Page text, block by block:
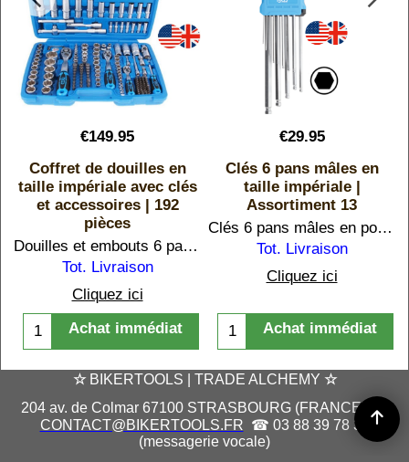
€149.95
Coffret de douilles en
taille impériale avec clés
et accessoires | 192
pièces
Douilles et embouts 6 pans en pouces avec 3 clés à cliquet. Avec accessoires et embouts.
Tot. Livraison
Cliquez ici
Achat immédiat
€29.95
Clés 6 pans mâles en
taille impériale |
Assortiment 13
Clés 6 pans mâles en pouce extra longues du 0.05 (1,27 mm) au 3/8 (9,52 mm).
Tot. Livraison
Cliquez ici
Achat immédiat
☆BIKERTOOLS | TRADE ALCHEMY ☆
204 av. de Colmar 67100 STRASBOURG (FRANCE) | ✉
CONTACT@BIKERTOOLS.FR ☎ 03 88 39 78 37
(messagerie vocale)